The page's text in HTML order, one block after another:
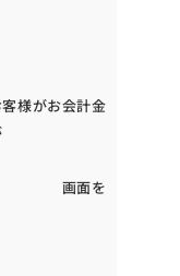
がお会計金
を